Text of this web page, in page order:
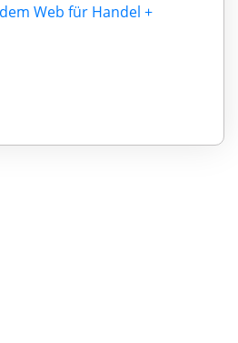
Web für Handel +